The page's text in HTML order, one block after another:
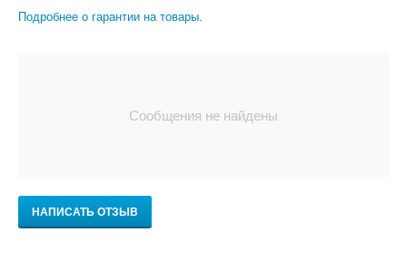
Подробнее о гарантии на товары
Сообщения не найдены
НАПИСАТЬ ОТЗЫВ